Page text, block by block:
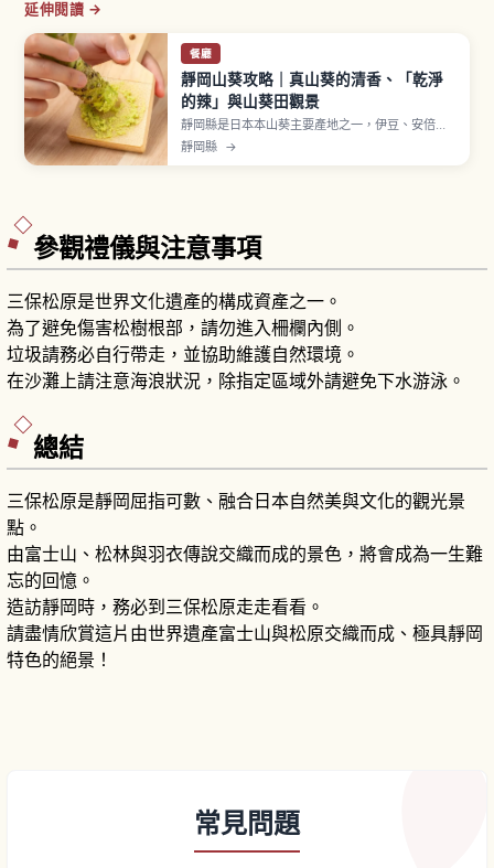
延伸閱讀 →
餐廳
靜岡山葵攻略｜真山葵的清香、「乾淨
的辣」與山葵田觀景
靜岡縣是日本本山葵主要產地之一，伊豆、安倍川
上游與天城周邊清澈溪流地區常見水山葵栽培景
靜岡縣 →
參觀禮儀與注意事項
三保松原是世界文化遺產的構成資產之一。
為了避免傷害松樹根部，請勿進入柵欄內側。
垃圾請務必自行帶走，並協助維護自然環境。
在沙灘上請注意海浪狀況，除指定區域外請避免下水游泳。
總結
三保松原是靜岡屈指可數、融合日本自然美與文化的觀光景
點。
由富士山、松林與羽衣傳說交織而成的景色，將會成為一生難
忘的回憶。
造訪靜岡時，務必到三保松原走走看看。
請盡情欣賞這片由世界遺產富士山與松原交織而成、極具靜岡
特色的絕景！
常見問題